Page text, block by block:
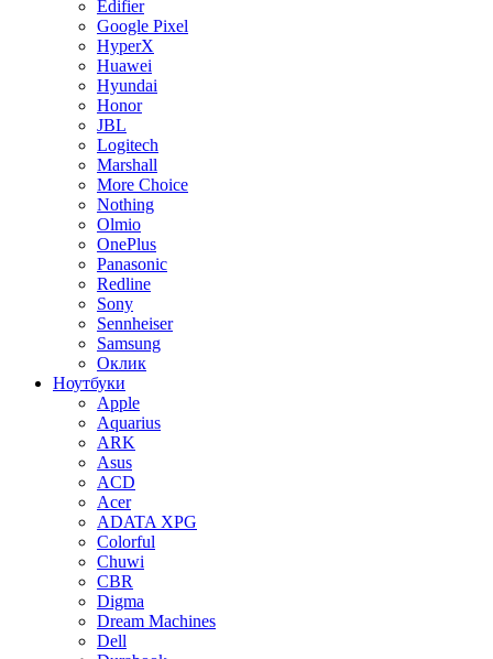
Edifier
Google Pixel
HyperX
Huawei
Hyundai
Honor
JBL
Logitech
Marshall
More Choice
Nothing
Olmio
OnePlus
Panasonic
Redline
Sony
Sennheiser
Samsung
Оклик
Ноутбуки
Apple
Aquarius
ARK
Asus
ACD
Acer
ADATA XPG
Colorful
Chuwi
CBR
Digma
Dream Machines
Dell